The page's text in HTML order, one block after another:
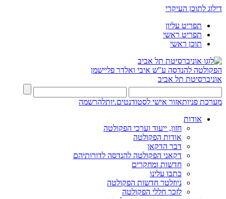
דילוג לתוכן העיקרי
תפריט עליון
תפריט ראשי
תוכן ראשי
הפקולטה להנדסה ע"ש איבי ואלדר פליישמן
אוניברסיטת תל אביב
מערכת פניותאזור אישי לסטודנטים.יותלהרשמה
אודות
חזון, ייעוד וערכי הפקולטה
אודות הפקולטה
דבר הדקאן
דקאני הפקולטה להנדסה לדורותיהם
חדשות ומחקרים
כתבו עלינו
ניוזלטר חדשות הפקולטה
לזכר חללי הפקולטה